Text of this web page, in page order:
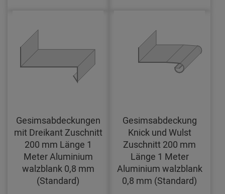
Gesimsabdeckungen
mit Dreikant Zuschnitt
200 mm Länge 1
Meter Aluminium
walzblank 0,8 mm
(Standard)
Gesimsabdeckung
Knick und Wulst
Zuschnitt 200 mm
Länge 1 Meter
Aluminium walzblank
0,8 mm (Standard)